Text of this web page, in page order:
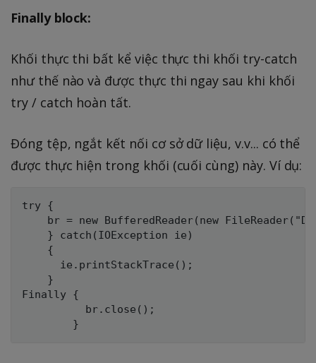
Finally block:
Khối thực thi bất kể việc thực thi khối try-catch
như thế nào và được thực thi ngay sau khi khối
try / catch hoàn tất.
Đóng tệp, ngắt kết nối cơ sở dữ liệu, v.v... có thể
được thực hiện trong khối (cuối cùng) này. Ví dụ:
try {
br = new BufferedReader(new
    } catch(IOException ie)
    {
      ie.printStackTrace();
    }
Finally {
          br.close();